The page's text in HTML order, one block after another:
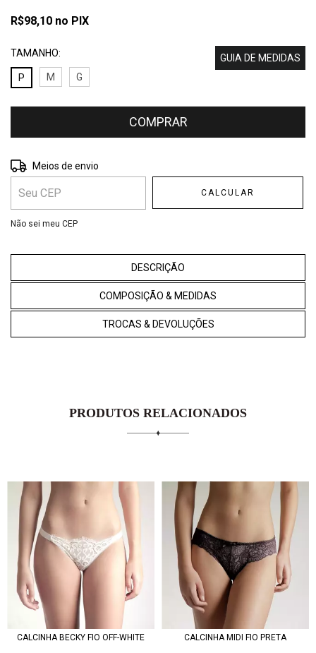
R$98,10 no PIX
TAMANHO:
GUIA DE MEDIDAS
P
M G
Entregas para o CEP:
Meios de envio
CALCULAR
Não sei meu CEP
DESCRIÇÃO
COMPOSIÇÃO & MEDIDAS
TROCAS & DEVOLUÇÕES
PRODUTOS RELACIONADOS
CALCINHA BECKY FIO OFF-WHITE CALCINHA MIDI FIO PRETA